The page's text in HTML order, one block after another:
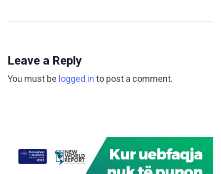
Leave a Reply
You must be logged in to post a comment.